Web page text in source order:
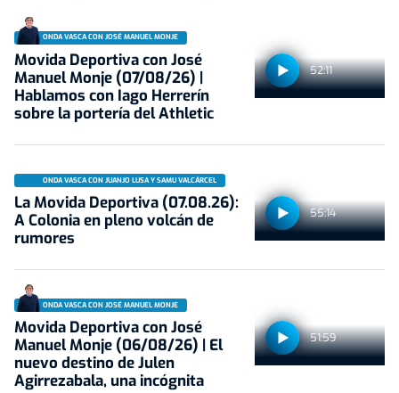
52:11
ONDA VASCA CON JOSÉ MANUEL MONJE
Movida Deportiva con José
Manuel Monje (07/08/26) |
Hablamos con Iago Herrerín
sobre la portería del Athletic
55:14
ONDA VASCA CON JUANJO LUSA Y SAMU VALCÁRCEL
La Movida Deportiva (07.08.26):
A Colonia en pleno volcán de
rumores
51:59
ONDA VASCA CON JOSÉ MANUEL MONJE
Movida Deportiva con José
Manuel Monje (06/08/26) | El
nuevo destino de Julen
Agirrezabala, una incógnita